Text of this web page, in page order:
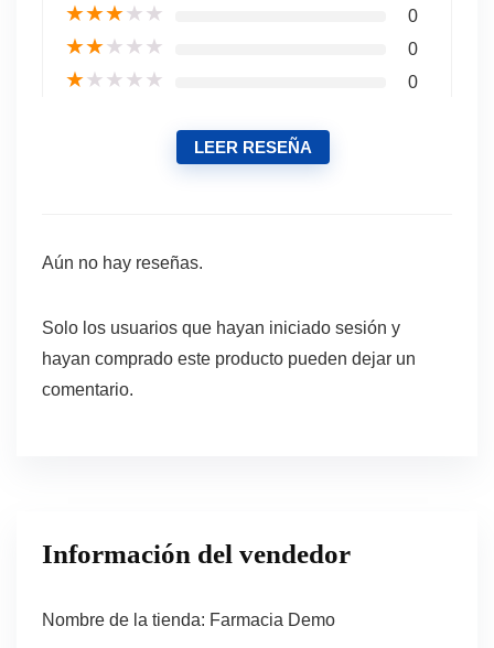
★★★★★ 0
★★★★★ 0
★★★★★ 0
LEER RESEÑA
Aún no hay reseñas.
Solo los usuarios que hayan iniciado sesión y
hayan comprado este producto pueden dejar un
comentario.
Información del vendedor
Nombre de la tienda: Farmacia Demo